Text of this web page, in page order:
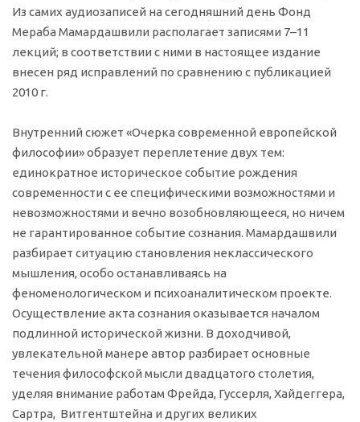
Из самих аудиозаписей на сегодняшний день Фонд
Мераба Мамардашвили располагает записями 7–11
лекций; в соответствии с ними в настоящее издание
внесен ряд исправлений по сравнению с публикацией
2010 г.
Внутренний сюжет «Очерка современной европейской
философии» образует переплетение двух тем:
единократное историческое событие рождения
современности с ее специфическими возможностями и
невозможностями и вечно возобновляющееся, но ничем
не гарантированное событие сознания. Мамардашвили
разбирает ситуацию становления неклассического
мышления, особо останавливаясь на
феноменологическом и психоаналитическом проекте.
Осуществление акта сознания оказывается началом
подлинной исторической жизни. В доходчивой,
увлекательной манере автор разбирает основные
течения философской мысли двадцатого столетия,
уделяя внимание работам Фрейда, Гуссерля, Хайдеггера,
Сартра, Витгентштейна и других великих